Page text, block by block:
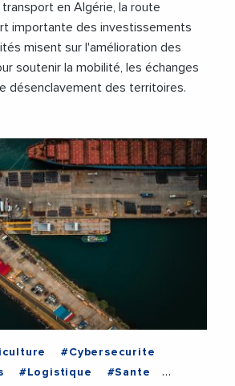
en Algérie, la route
importante des investissements
misent sur l'amélioration des
soutenir la mobilité, les échanges
désenclavement des territoires.
#Cybersecurite
#Logistique
#Sante